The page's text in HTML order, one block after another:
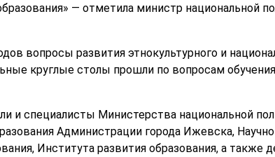
— отметила министр национальной
вопросы развития этнокультурного и
круглые столы прошли по вопросам
и специалисты Министерства национальной
Администрации города Ижевска,
Института развития образования, а также